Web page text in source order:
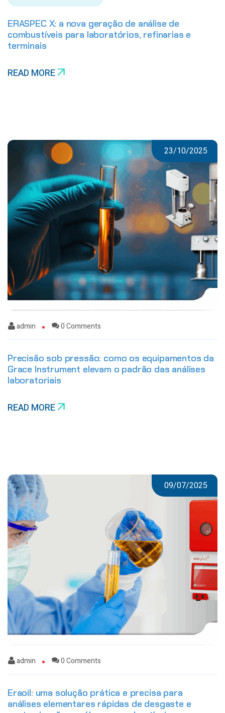
ERASPEC X: a nova geração de análise de
combustíveis para laboratórios, refinarias e
terminais
READ MORE
23/10/2025
admin 0 Comments
Precisão sob pressão: como os equipamentos da
Grace Instrument elevam o padrão das análises
laboratoriais
READ MORE
09/07/2025
admin 0 Comments
Eraoil: uma solução prática e precisa para
análises elementares rápidas de desgaste e